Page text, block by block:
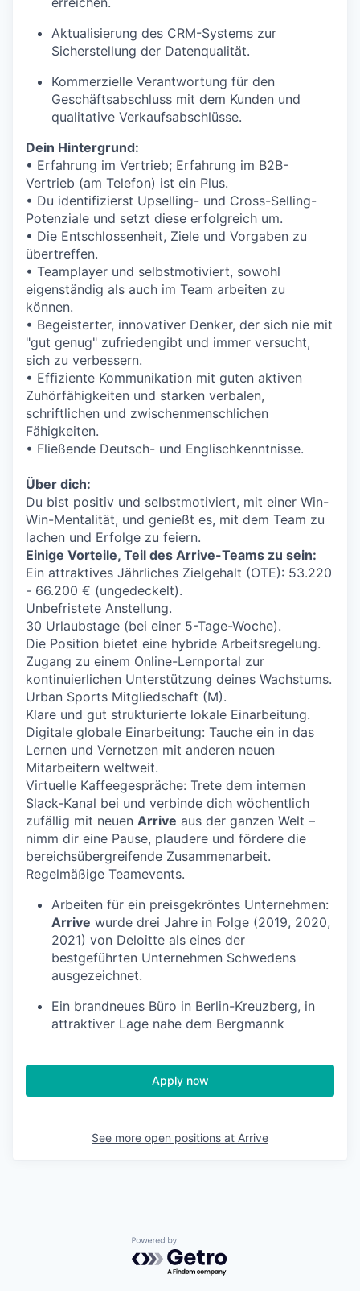
Aktualisierung des CRM-Systems zur
Sicherstellung der Datenqualität.
Kommerzielle Verantwortung für den
Geschäftsabschluss mit dem Kunden und
qualitative Verkaufsabschlüsse.
Dein Hintergrund:
• Erfahrung im Vertrieb; Erfahrung im B2B-
Vertrieb (am Telefon) ist ein Plus.
• Du identifizierst Upselling- und Cross-Selling-
Potenziale und setzt diese erfolgreich um.
• Die Entschlossenheit, Ziele und Vorgaben zu
übertreffen.
• Teamplayer und selbstmotiviert, sowohl
eigenständig als auch im Team arbeiten zu
können.
• Begeisterter, innovativer Denker, der sich nie mit
"gut genug" zufriedengibt und immer versucht,
sich zu verbessern.
• Effiziente Kommunikation mit guten aktiven
Zuhörfähigkeiten und starken verbalen,
schriftlichen und zwischenmenschlichen
Fähigkeiten.
• Fließende Deutsch- und Englischkenntnisse.
Über dich:
Du bist positiv und selbstmotiviert, mit einer Win-
Win-Mentalität, und genießt es, mit dem Team zu
lachen und Erfolge zu feiern.
Einige Vorteile, Teil des Arrive-Teams zu sein:
Ein attraktives Jährliches Zielgehalt (OTE): 53.220
- 66.200 € (ungedeckelt).
Unbefristete Anstellung.
30 Urlaubstage (bei einer 5-Tage-Woche).
Die Position bietet eine hybride Arbeitsregelung.
Zugang zu einem Online-Lernportal zur
kontinuierlichen Unterstützung deines Wachstums.
Urban Sports Mitgliedschaft (M).
Klare und gut strukturierte lokale Einarbeitung.
Digitale globale Einarbeitung: Tauche ein in das
Lernen und Vernetzen mit anderen neuen
Mitarbeitern weltweit.
Virtuelle Kaffeegespräche: Trete dem internen
Slack-Kanal bei und verbinde dich wöchentlich
zufällig mit neuen Arrive aus der ganzen Welt –
nimm dir eine Pause, plaudere und fördere die
bereichsübergreifende Zusammenarbeit.
Regelmäßige Teamevents.
Arbeiten für ein preisgekröntes Unternehmen:
Arrive wurde drei Jahre in Folge (2019, 2020,
2021) von Deloitte als eines der
bestgeführten Unternehmen Schwedens
ausgezeichnet.
Ein brandneues Büro in Berlin-Kreuzberg, in
attraktiver Lage nahe dem Bergmannk
Apply now
See more open positions at Arrive
Powered by Getro.com